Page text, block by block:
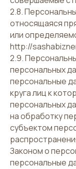
2.8.
относящаяся
или
http://
2.9.
персональных
персональные
круга лиц к
персональных
на обработку
субъектом
Законом о
персональные